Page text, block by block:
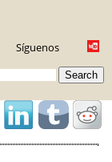
Síguenos
Search